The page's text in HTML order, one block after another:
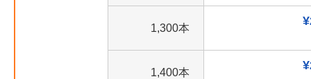
1,300本
1,400本